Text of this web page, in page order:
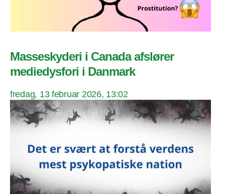
Masseskyderi i Canada afslører
mediedysfori i Danmark
fredag, 13 februar 2026, 13:02